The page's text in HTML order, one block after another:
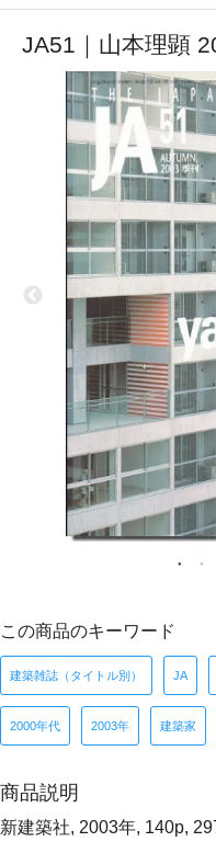
JA51｜山本理顕
この商品のキーワード
建築雑誌（タイトル別） JA
2000年代 2003年 建築家
商品説明
新建築社, 2003年, 140p,